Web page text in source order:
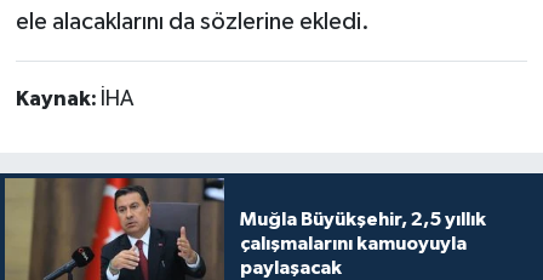
ele alacaklarını da sözlerine ekledi.
Kaynak: İHA
Muğla Büyükşehir, 2,5 yıllık
çalışmalarını kamuoyuyla
paylaşacak